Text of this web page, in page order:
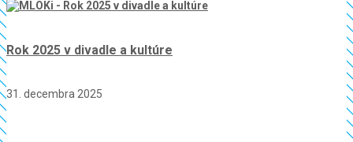
Rok 2025 v divadle a kultúre
31. decembra 2025